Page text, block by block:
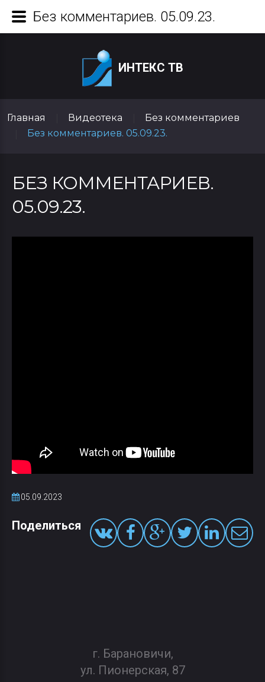
ИНТЕКС ТВ
Главная Видеотека
Без комментариев
Без комментариев. 05.09.23.
БЕЗ КОММЕНТАРИЕВ.
05.09.23.
05.09.2023
Поделиться
г. Барановичи,
ул. Пионерская, 87
Без комментариев. 05.09.23.